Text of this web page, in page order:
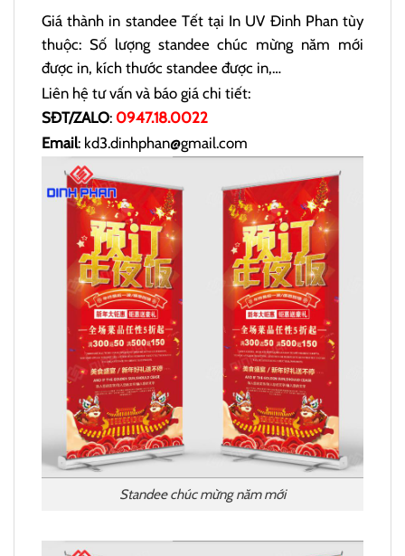
Giá thành in standee Tết tại In UV Đinh Phan tùy
thuộc: Số lượng standee chúc mừng năm mới
được in, kích thước standee được in,…
Liên hệ tư vấn và báo giá chi tiết:
SĐT/ZALO: 0947.18.0022
Email: kd3.dinhphan@gmail.com
Standee chúc mừng năm mới